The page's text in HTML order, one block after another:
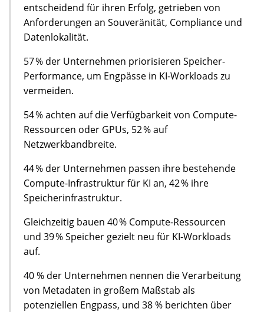
entscheidend für ihren Erfolg, getrieben von
Anforderungen an Souveränität, Compliance und
Datenlokalität.
57 % der Unternehmen priorisieren Speicher-
Performance, um Engpässe in KI-Workloads zu
vermeiden.
54 % achten auf die Verfügbarkeit von Compute-
Ressourcen oder GPUs, 52 % auf
Netzwerkbandbreite.
44 % der Unternehmen passen ihre bestehende
Compute-Infrastruktur für KI an, 42 % ihre
Speicherinfrastruktur.
Gleichzeitig bauen 40 % Compute-Ressourcen
und 39 % Speicher gezielt neu für KI-Workloads
auf.
40 % der Unternehmen nennen die Verarbeitung
von Metadaten in großem Maßstab als
potenziellen Engpass, und 38 % berichten über